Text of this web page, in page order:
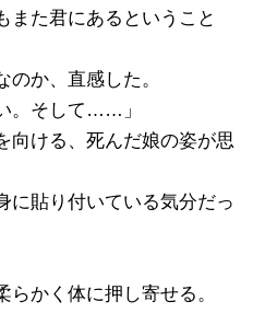
また君にあるということ
か、直感した。
。そして……」
向ける、死んだ娘の姿が思
に貼り付いている気分だっ
かく体に押し寄せる。